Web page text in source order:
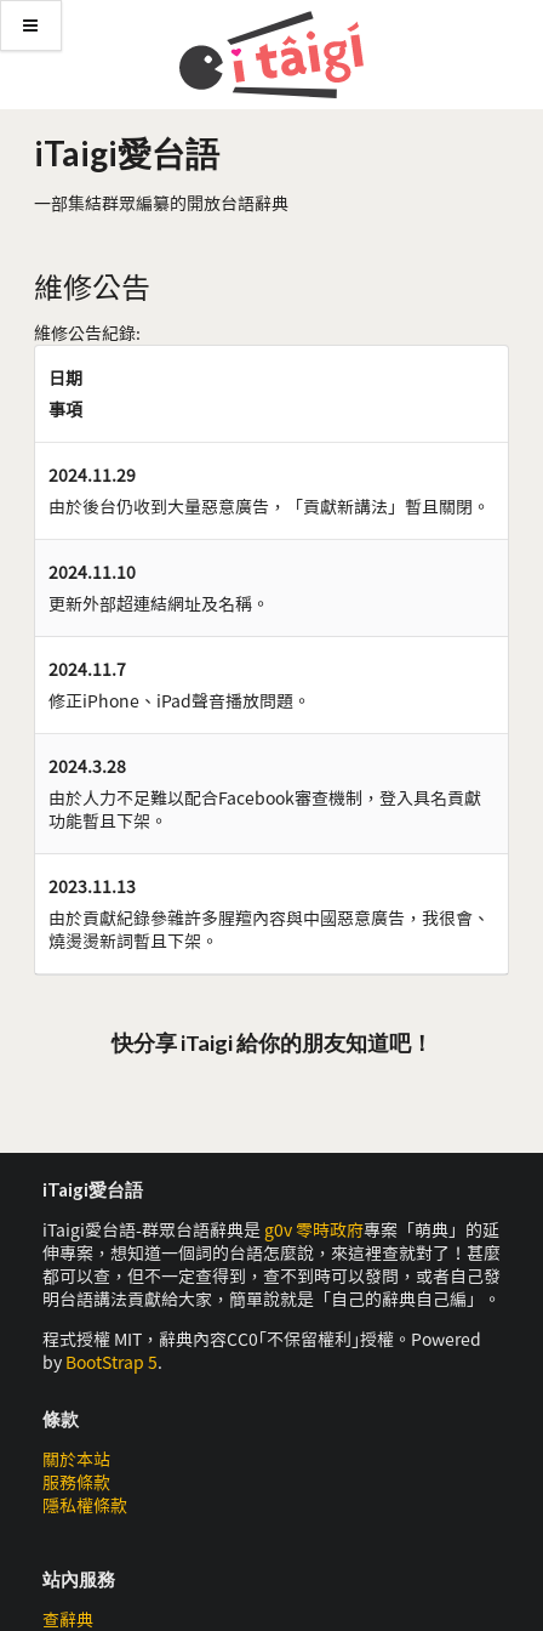
iTaigi愛台語
一部集結群眾編纂的開放台語辭典
維修公告
維修公告紀錄:
日期
事項
2024.11.29
由於後台仍收到大量惡意廣告，「貢獻新講法」暫且關閉。
2024.11.10
更新外部超連結網址及名稱。
2024.11.7
修正iPhone、iPad聲音播放問題。
2024.3.28
由於人力不足難以配合Facebook審查機制，登入具名貢獻
功能暫且下架。
2023.11.13
由於貢獻紀錄參雜許多腥羶內容與中國惡意廣告，我很會、
燒燙燙新詞暫且下架。
快分享 iTaigi 給你的朋友知道吧！
iTaigi愛台語
iTaigi愛台語-群眾台語辭典是 g0v 零時政府專案「萌典」的延
伸專案，想知道一個詞的台語怎麼說，來這裡查就對了！甚麼
都可以查，但不一定查得到，查不到時可以發問，或者自己發
明台語講法貢獻給大家，簡單說就是「自己的辭典自己編」。
程式授權 MIT，辭典內容CC0｢不保留權利｣授權。Powered
by BootStrap 5.
條款
關於本站
服務條款
隱私權條款
站內服務
查辭典